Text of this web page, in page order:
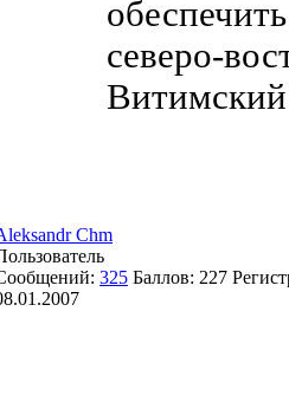
северо-
Chm
325 Баллов: 227